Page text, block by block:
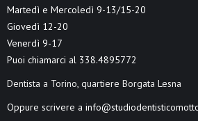
Martedì e Mercoledì 9-13/15-20
Giovedì 12-20
Venerdì 9-17
Puoi chiamarci al 338.4895772
Dentista a Torino, quartiere Borgata Lesna
Oppure scrivere a